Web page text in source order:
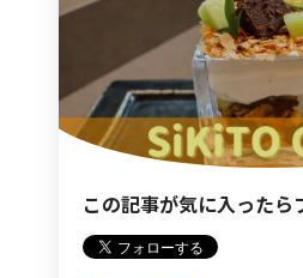
この記事が気に入ったら